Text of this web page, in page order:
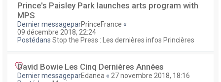
Prince's Paisley Park launches arts program with
MPS
Dernier messageparPrinceFrance «
09 décembre 2018, 22:24
Postédans Stop the Press : Les dernières infos Princières
David Bowie Les Cinq Dernières Années
Dernier messageparEdanea « 27 novembre 2018, 18:16